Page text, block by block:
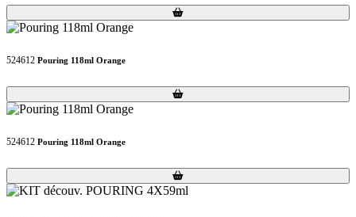
Loading...
Loading...
524612 Pouring 118ml Orange
Loading...
Loading...
524612 Pouring 118ml Orange
Loading...
Loading...